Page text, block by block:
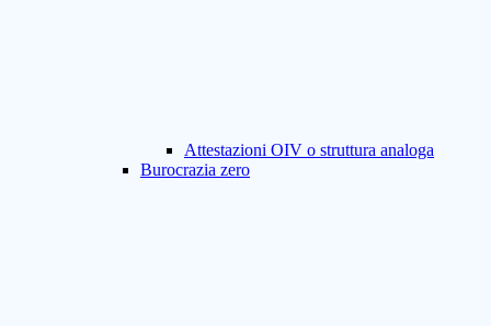
Attestazioni OIV o struttura analoga
Burocrazia zero